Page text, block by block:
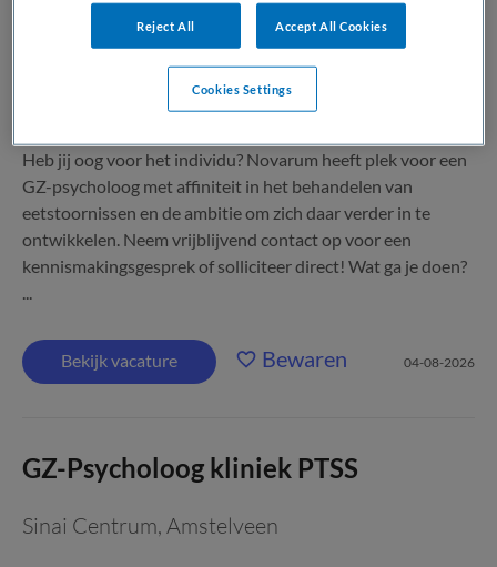
Niet nader bepaald
Tijdelijk met uitzicht op vast
Heb jij oog voor het individu? Novarum heeft plek voor een
GZ-psycholoog met affiniteit in het behandelen van
eetstoornissen en de ambitie om zich daar verder in te
ontwikkelen. Neem vrijblijvend contact op voor een
kennismakingsgesprek of solliciteer direct! Wat ga je doen?
...
Bekijk vacature Bewaren 04-08-2026
GZ-Psycholoog kliniek PTSS
Sinai Centrum, Amstelveen
Reject All Accept All Cookies
Cookies Settings